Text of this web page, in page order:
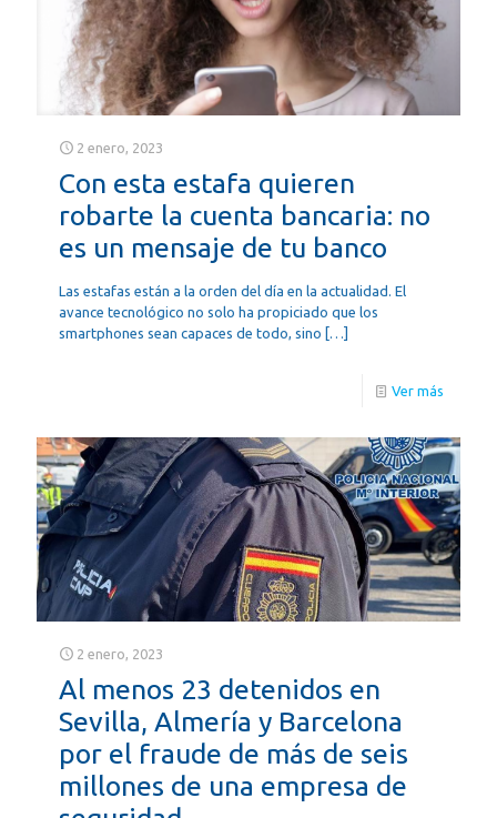
2 enero, 2023
Con esta estafa quieren
robarte la cuenta bancaria: no
es un mensaje de tu banco
Las estafas están a la orden del día en la actualidad. El
avance tecnológico no solo ha propiciado que los
smartphones sean capaces de todo, sino […]
Ver más
2 enero, 2023
Al menos 23 detenidos en
Sevilla, Almería y Barcelona
por el fraude de más de seis
millones de una empresa de